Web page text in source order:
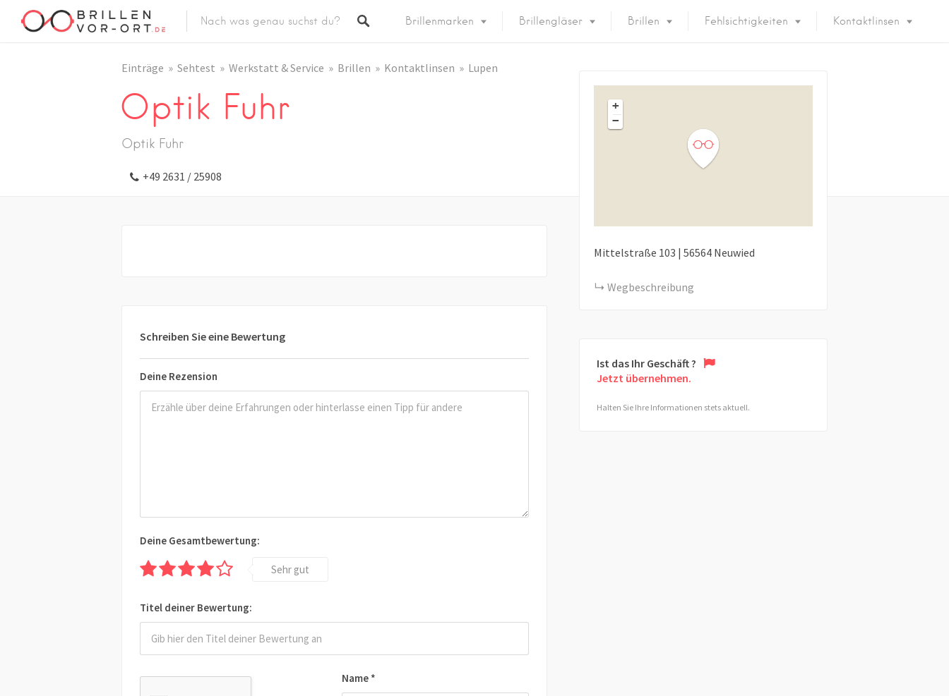
Brillenmarken Brillengläser Brillen Fehlsichtigkeiten Kontaktlinsen
Einträge Sehtest Werkstatt & Service Brillen Kontaktlinsen Lupen
Optik Fuhr
Optik Fuhr
+49 2631 / 25908
Schreiben Sie eine Bewertung
Deine Rezension
Name *
Deine Gesamtbewertung:
Sehr gut
Titel deiner Bewertung:
+
−
Mittelstraße 103 | 56564 Neuwied
Wegbeschreibung
Ist das Ihr Geschäft ?
Jetzt übernehmen.
Halten Sie Ihre Informationen stets aktuell.